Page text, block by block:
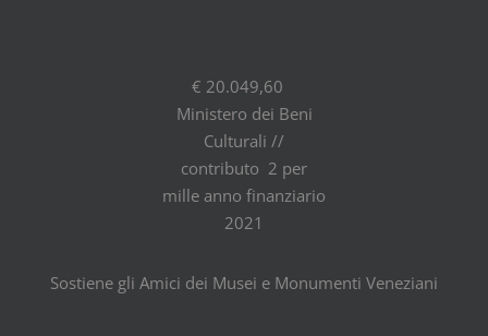
€ 20.049,60
Ministero dei Beni
Culturali //
contributo 2 per
mille anno finanziario
2021
Sostiene gli Amici dei Musei e Monumenti Veneziani